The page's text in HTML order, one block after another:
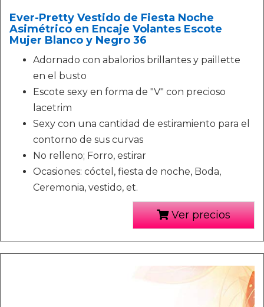
Ever-Pretty Vestido de Fiesta Noche
Asimétrico en Encaje Volantes Escote
Mujer Blanco y Negro 36
Adornado con abalorios brillantes y paillette
en el busto
Escote sexy en forma de "V" con precioso
lacetrim
Sexy con una cantidad de estiramiento para el
contorno de sus curvas
No relleno; Forro, estirar
Ocasiones: cóctel, fiesta de noche, Boda,
Ceremonia, vestido, et.
Ver precios